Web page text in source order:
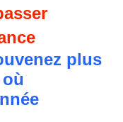
plus